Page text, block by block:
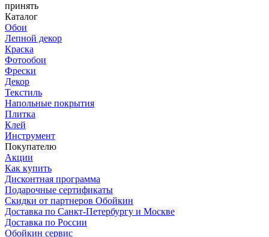
принять
Каталог
Обои
Лепной декор
Краска
Фотообои
Фрески
Декор
Текстиль
Напольные покрытия
Плитка
Клей
Инструмент
Покупателю
Акции
Как купить
Дисконтная программа
Подарочные сертификаты
Скидки от партнеров Обойкин
Доставка по Санкт-Петербургу и Москве
Доставка по России
Обойкин сервис